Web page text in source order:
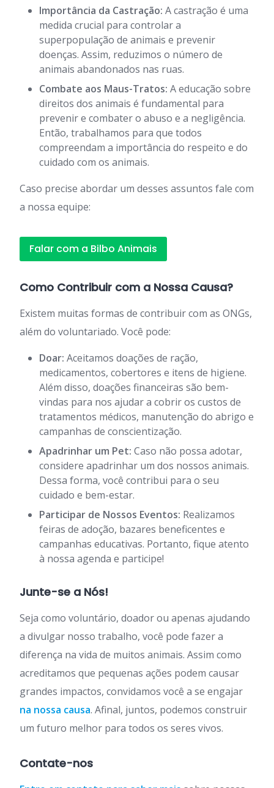
Importância da Castração: A castração é uma
medida crucial para controlar a
superpopulação de animais e prevenir
doenças. Assim, reduzimos o número de
animais abandonados nas ruas.
Combate aos Maus-Tratos: A educação sobre
direitos dos animais é fundamental para
prevenir e combater o abuso e a negligência.
Então, trabalhamos para que todos
compreendam a importância do respeito e do
cuidado com os animais.
Caso precise abordar um desses assuntos fale com
a nossa equipe:
Falar com a Bilbo Animais
Como Contribuir com a Nossa Causa?
Existem muitas formas de contribuir com as ONGs,
além do voluntariado. Você pode:
Doar: Aceitamos doações de ração,
medicamentos, cobertores e itens de higiene.
Além disso, doações financeiras são bem-
vindas para nos ajudar a cobrir os custos de
tratamentos médicos, manutenção do abrigo e
campanhas de conscientização.
Apadrinhar um Pet: Caso não possa adotar,
considere apadrinhar um dos nossos animais.
Dessa forma, você contribui para o seu
cuidado e bem-estar.
Participar de Nossos Eventos: Realizamos
feiras de adoção, bazares beneficentes e
campanhas educativas. Portanto, fique atento
à nossa agenda e participe!
Junte-se a Nós!
Seja como voluntário, doador ou apenas ajudando
a divulgar nosso trabalho, você pode fazer a
diferença na vida de muitos animais. Assim como
acreditamos que pequenas ações podem causar
grandes impactos, convidamos você a se engajar
na nossa causa. Afinal, juntos, podemos construir
um futuro melhor para todos os seres vivos.
Contate-nos